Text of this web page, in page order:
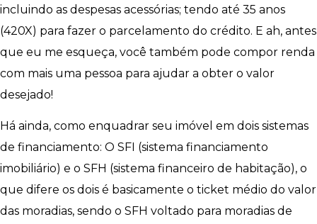
incluindo as despesas acessórias; tendo até 35 anos
(420X) para fazer o parcelamento do crédito. E ah, antes
que eu me esqueça, você também pode compor renda
com mais uma pessoa para ajudar a obter o valor
desejado!
Há ainda, como enquadrar seu imóvel em dois sistemas
de financiamento: O SFI (sistema financiamento
imobiliário) e o SFH (sistema financeiro de habitação), o
que difere os dois é basicamente o ticket médio do valor
das moradias, sendo o SFH voltado para moradias de